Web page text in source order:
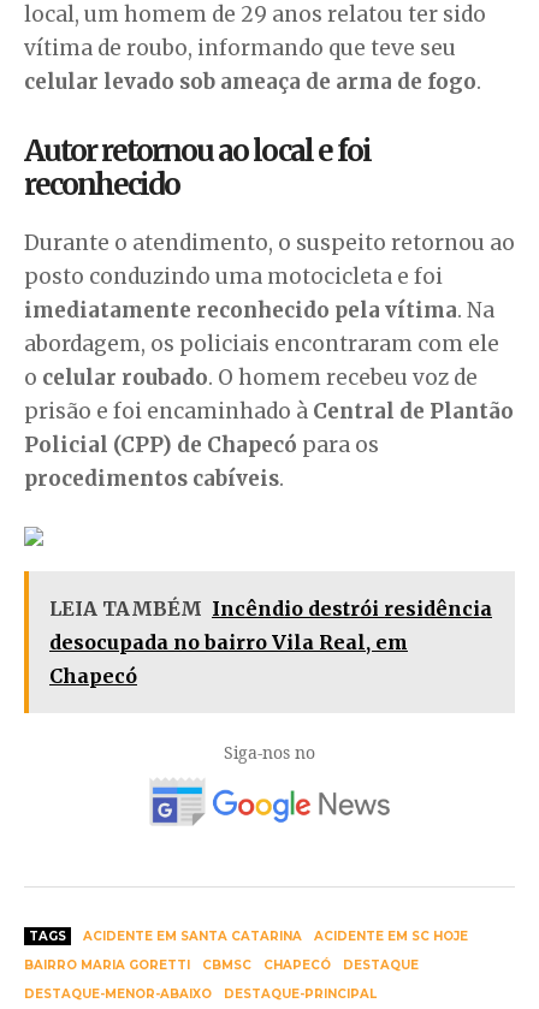
local, um homem de 29 anos relatou ter sido
vítima de roubo, informando que teve seu
celular levado sob ameaça de arma de fogo.
Autor retornou ao local e foi
reconhecido
Durante o atendimento, o suspeito retornou ao
posto conduzindo uma motocicleta e foi
imediatamente reconhecido pela vítima. Na
abordagem, os policiais encontraram com ele
o celular roubado. O homem recebeu voz de
prisão e foi encaminhado à Central de Plantão
Policial (CPP) de Chapecó para os
procedimentos cabíveis.
LEIA TAMBÉM Incêndio destrói residência
desocupada no bairro Vila Real, em
Chapecó
Siga-nos no
TAGS ACIDENTE EM SANTA CATARINA
ACIDENTE EM SC HOJE
BAIRRO MARIA GORETTI
CBMSC CHAPECÓ
DESTAQUE
DESTAQUE-MENOR-ABAIXO
DESTAQUE-PRINCIPAL